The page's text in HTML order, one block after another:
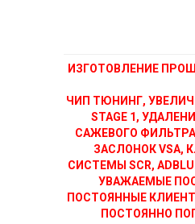
ИЗГОТОВЛЕНИЕ
ЧИП ТЮНИНГ,
STAGE 1,
САЖЕВОГО ФИЛЬТРА
ЗАСЛОНОК VSA,
СИСТЕМЫ SCR,
УВАЖАЕМЫЕ
ПОСТОЯННЫЕ
ПОСТОЯННО